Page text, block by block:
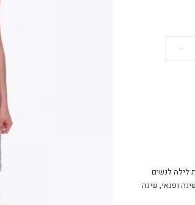
לילה לנשים
ופנאי, שינה